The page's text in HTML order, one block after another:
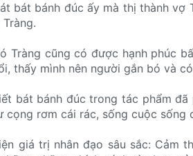
bát bánh đúc ấy mà thị thành vợ
Tràng cũng có được hạnh phúc
thấy mình nên người gắn bó và
bát bánh đúc trong tác phẩm
cọng rơm cái rác, sống cuộc sống
giá trị nhân đạo sâu sắc: Cảm